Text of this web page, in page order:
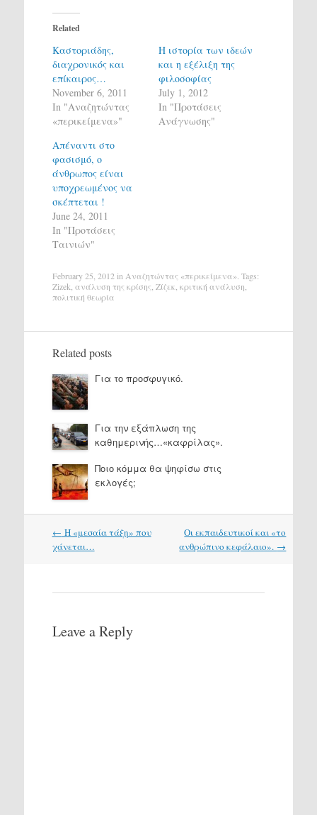
Related
Καστοριάδης,
διαχρονικός και
επίκαιρος…
November 6, 2011
In "Αναζητώντας
«περικείμενα»"
Η ιστορία των ιδεών
και η εξέλιξη της
φιλοσοφίας
July 1, 2012
In "Προτάσεις
Ανάγνωσης"
Απέναντι στο
φασισμό, ο
άνθρωπος είναι
υποχρεωμένος να
σκέπτεται !
June 24, 2011
In "Προτάσεις
Ταινιών"
February 25, 2012 in Αναζητώντας «περικείμενα» . Tags:
Zizek ανάλυση της κρίσης, Ζίζεκ κριτική ανάλυση
πολιτική θεωρία
Related posts
Για το προσφυγικό.
Για την εξάπλωση της
καθημερινής…«καφρίλας».
Ποιο κόμμα θα ψηφίσω στις
εκλογές;
Post
navigation
← Η «μεσαία τάξη» που
χάνεται…
Οι εκπαιδευτικοί και «το
ανθρώπινο κεφάλαιο». →
Leave a Reply